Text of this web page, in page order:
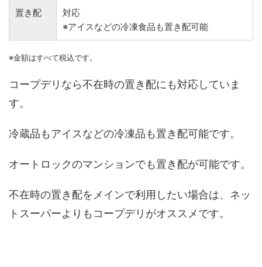
置き配
対応
※アイスなどの冷凍食品も置き配可能
※金額はすべて税込です。
コープデリなら不在時の置き配にも対応していま
す。
冷蔵品もアイスなどの冷凍品も置き配可能です。
オートロックのマンションでも置き配が可能です。
不在時の置き配をメインで利用したい場合は、ネッ
トスーパーよりもコープデリがオススメです。